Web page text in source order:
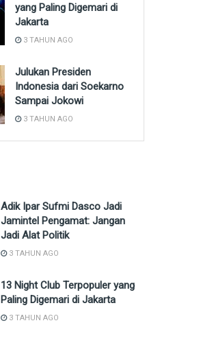
yang Paling Digemari di
Jakarta
3 TAHUN AGO
Julukan Presiden
Indonesia dari Soekarno
Sampai Jokowi
3 TAHUN AGO
Adik Ipar Sufmi Dasco Jadi
Jamintel Pengamat: Jangan
Jadi Alat Politik
3 TAHUN AGO
13 Night Club Terpopuler yang
Paling Digemari di Jakarta
3 TAHUN AGO